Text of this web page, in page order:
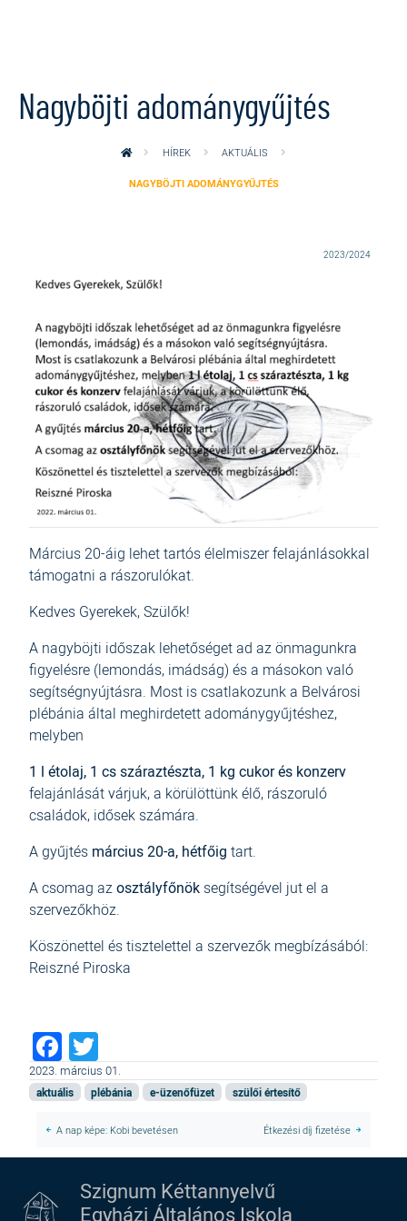
Nagyböjti adománygyűjtés
HÍREK AKTUÁLIS
NAGYBÖJTI ADOMÁNYGYŰJTÉS
2023/2024
Március 20-áig lehet tartós élelmiszer felajánlásokkal
támogatni a rászorulókat.
Kedves Gyerekek, Szülők!
A nagyböjti időszak lehetőséget ad az önmagunkra
figyelésre (lemondás, imádság) és a másokon való
segítségnyújtásra. Most is csatlakozunk a Belvárosi
plébánia által meghirdetett adománygyűjtéshez,
melyben
1 l étolaj, 1 cs száraztészta, 1 kg cukor és konzerv
felajánlását várjuk, a körülöttünk élő, rászoruló
családok, idősek számára.
A gyűjtés március 20-a, hétfőig tart.
A csomag azosztályfőnök segítségével jut el a
szervezőkhöz.
Köszönettel és tisztelettel a szervezők megbízásából:
Reiszné Piroska
Facebook
2023. március 01.
aktuális plébánia e-üzenőfüzet szülői értesítő
A nap képe: Kobi bevetésen Étkezési díj fizetése
Szignum Kéttannyelvű
Egyházi Általános Iskola